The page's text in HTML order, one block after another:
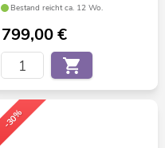
Bestand reicht ca. 12 Wo.
799,00€
-30%